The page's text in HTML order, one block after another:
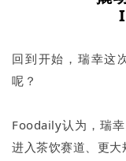
回到开始，瑞幸这
呢？
Foodaily认为，瑞
进入茶饮赛道、更大